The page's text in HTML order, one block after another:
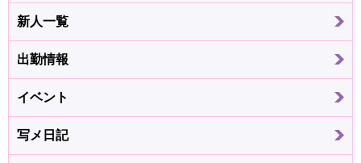
新人一覧
出勤情報
イベント
写メ日記